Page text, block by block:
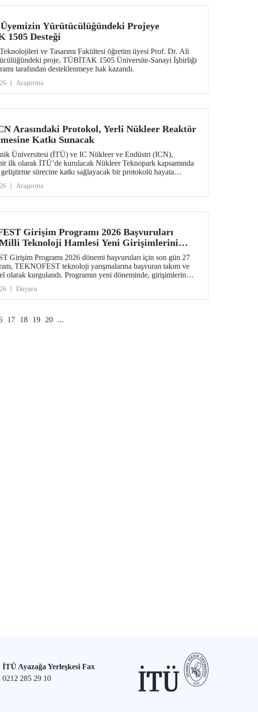
Yürütücülüğündeki Projeye
1505 Desteği
ve Tasarımı Fakültesi öğretim üyesi Prof. Dr. Ali
proje, TÜBİTAK 1505 Üniversite-Sanayi İşbirliği
tarafından desteklenmeye hak kazandı.
Araştırma
Arasındaki Protokol, Yerli Nükleer Reaktör
Katkı Sunacak
Üniversitesi (İTÜ) ve IC Nükleer ve Endüstri (ICN),
ilk olarak İTÜ’de kurulacak Nükleer Teknopark kapsamında
sürecine katkı sağlayacak bir protokolü hayata
Araştırma
Girişim Programı 2026 Başvuruları
Milli Teknoloji Hamlesi Yeni Girişimlerini
Girişim Programı 2026 dönemi başvuruları için son gün 27
TEKNOFEST teknoloji yarışmalarına başvuran takım ve
olarak kurgulandı. Programın yeni döneminde, girişimlerin
Duyuru
17 18 19 20 ...
İTÜ Ayazağa Yerleşkesi Fax
0212 285 29 10